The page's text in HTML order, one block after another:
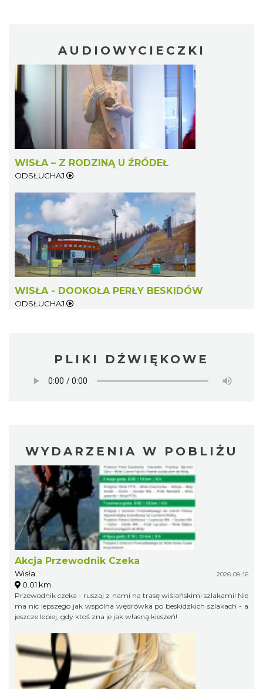
AUDIOWYCIECZKI
WISŁA – Z RODZINĄ U ŹRÓDEŁ
ODSŁUCHAJ
WISŁA - DOOKOŁA PERŁY BESKIDÓW
ODSŁUCHAJ
PLIKI DŹWIĘKOWE
WYDARZENIA W POBLIŻU
Akcja Przewodnik Czeka
Wisła 2026-08-16
0.01 km
Przewodnik czeka - ruszaj z nami na trasę wiślańskimi szlakami! Nie
ma nic lepszego jak wspólna wędrówka po beskidzkich szlakach - a
jeszcze lepiej, gdy ktoś zna je jak własną kieszeń!